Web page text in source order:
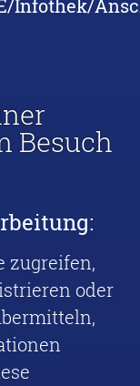
Infothek/
Besuch
zugreifen,
oder